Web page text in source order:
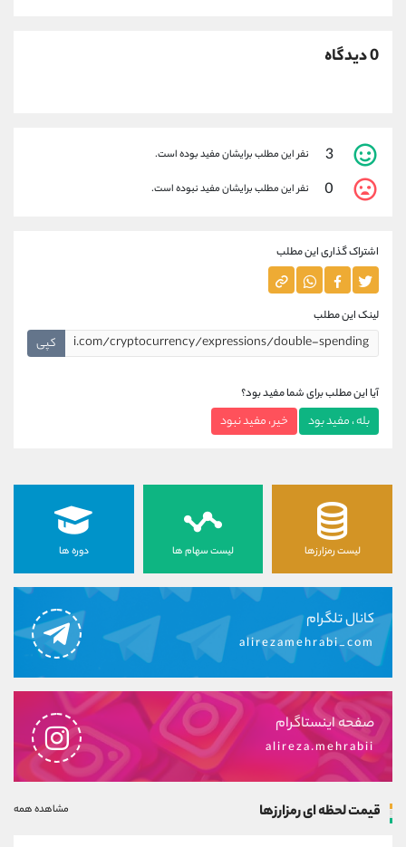
0 دیدگاه
3 نفر این مطلب برایشان مفید بوده است.
0 نفر این مطلب برایشان مفید نبوده است.
اشتراک گذاری این مطلب
لینک این مطلب
کپی
آیا این مطلب برای شما مفید بود؟
بله ، مفید بود خیر ، مفید نبود
لیست رمزارزها لیست سهام ها دوره ها
کانال تلگرام
alirezamehrabi_com
صفحه اینستاگرام
alireza.mehrabii
قیمت لحظه ای رمزارزها مشاهده همه